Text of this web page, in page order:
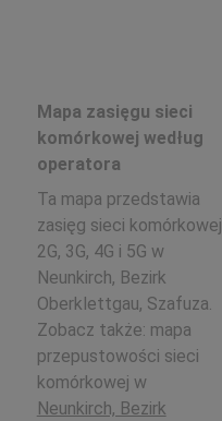
Mapa zasięgu sieci
komórkowej według
operatora
Ta mapa przedstawia
zasięg sieci komórkowej
2G, 3G, 4G i 5G w
Neunkirch, Bezirk
Oberklettgau, Szafuza.
Zobacz także: mapa
przepustowości sieci
komórkowej w
Neunkirch, Bezirk